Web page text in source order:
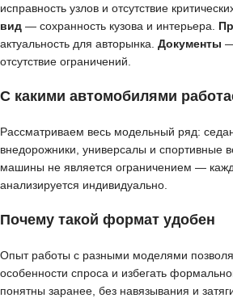
исправность узлов и отсутствие
вид — сохранность кузова и интерьера.
актуальность для авторынка. Документы
отсутствие ограничений.
С какими автомобилями
Рассматриваем весь модельный ряд:
внедорожники, универсалы и спортивные
машины не является ограничением —
анализируется индивидуально.
Почему такой формат удобен
Опыт работы с разными моделями
особенности спроса и избегать
понятны заранее, без навязывания и